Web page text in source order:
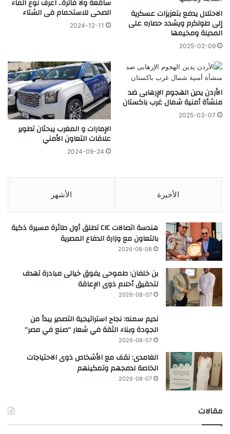
الاحتلال يدفع بتعزيزات عسكرية
إلى طولكرم ويشدد حصاره على
المدينة ومخيمها
2025-02-09
ساقعة ولا فاترة.. اعرف نوع الماء
الصحى للاستحمام فى الشتاء
2024-12-11
الأردن يدين الهجوم الإرهابى ضد
منشأة أمنية شمال غرب باكستان
2025-03-07
الإمارات و المغرب يبحثان تطوير
علاقات التعاون الأمني
2024-09-24
الأخيرة الأشهر
هندسة اتصالات CIC تطلق أول طائرة مسيرة ذكية
بالتعاون مع وزارة الدفاع المصرية
2026-08-08
بن خلفان: طموحى يفوق خيالى مبادرة تهدف
لتحقيق أحلام ذوى الإعاقة
2026-08-07
نديم سمنه: نجاح استراتيجية التصدير يبدأ من
الجودة وبناء الثقة في شعار “صنع في مصر”
2026-08-07
الغامدى: نقف مع الأشخاص ذوى الاحتياجات
الخاصة لدمجهم وتمكينهم
2026-08-07
مقالات